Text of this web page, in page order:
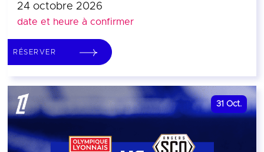
24 octobre 2026
date et heure à confirmer
RÉSERVER
31 Oct.